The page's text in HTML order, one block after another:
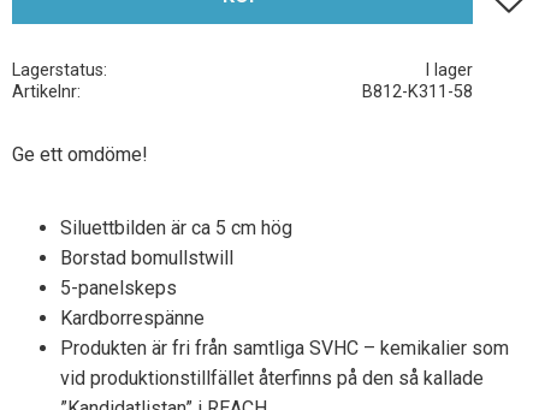
Lagerstatus
I lager
Artikelnr
B812-K311-58
Ge ett omdöme!
Siluettbilden är ca 5 cm hög
Borstad bomullstwill
5-panelskeps
Kardborrespänne
Produkten är fri från samtliga SVHC – kemikalier som
vid produktionstillfället återfinns på den så kallade